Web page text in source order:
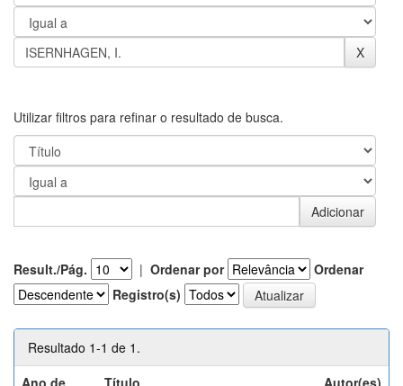
Utilizar filtros para refinar o resultado de busca.
Result./Pág. | Ordenar por
Ordenar
Registro(s)
Resultado 1-1 de 1.
Ano de
Título Autor(es)